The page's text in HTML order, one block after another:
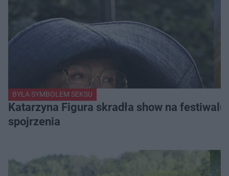
BYŁA SYMBOLEM SEKSU
Katarzyna Figura skradła show na
spojrzenia